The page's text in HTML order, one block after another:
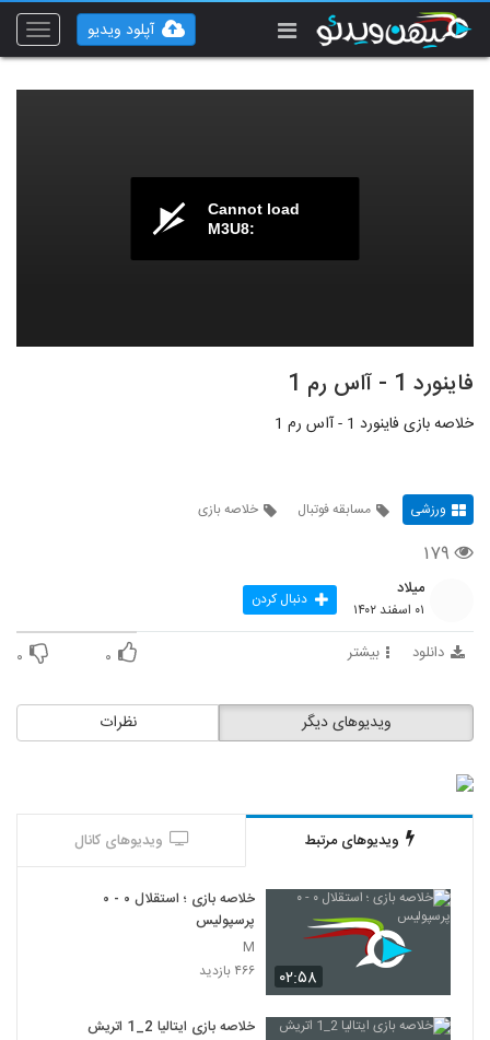
Toggle
آپلود ویدیو
Cannot load
M3U8:
فاینورد 1 - آاس رم 1
خلاصه بازی فاینورد 1 - آاس رم 1
ورزشی مسابقه فوتبال خلاصه بازی
۱۷۹
میلاد
۰۱ اسفند ۱۴۰۲ دنبال کردن
دانلود بیشتر ۰ ۰
نظرات ویدیوهای دیگر
ویدیوهای مرتبط ویدیوهای کانال
۰۲:۵۸
خلاصه بازی ؛ استقلال ۰ - ۰
پرسپولیس
M
۴۶۶ بازدید
خلاصه بازی ایتالیا 2_1 اتريش